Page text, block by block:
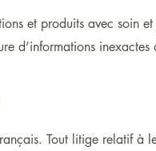
et produits avec soin
d’informations
Tout litige relatif à